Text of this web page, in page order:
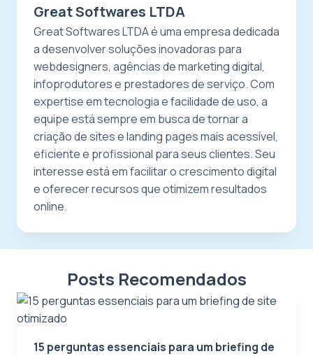
Great Softwares LTDA
Great Softwares LTDA é uma empresa dedicada
a desenvolver soluções inovadoras para
webdesigners, agências de marketing digital,
infoprodutores e prestadores de serviço. Com
expertise em tecnologia e facilidade de uso, a
equipe está sempre em busca de tornar a
criação de sites e landing pages mais acessível,
eficiente e profissional para seus clientes. Seu
interesse está em facilitar o crescimento digital
e oferecer recursos que otimizem resultados
online.
Posts Recomendados
15 perguntas essenciais para um briefing de